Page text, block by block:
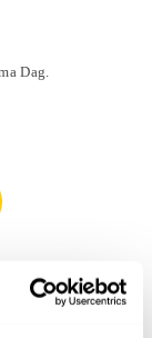
Dag.